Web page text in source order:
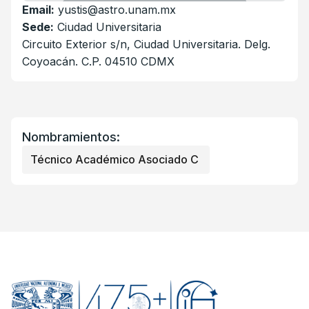
Email: yustis@astro.unam.mx
Sede: Ciudad Universitaria
Circuito Exterior s/n, Ciudad Universitaria. Delg.
Coyoacán. C.P. 04510 CDMX
Nombramientos:
Técnico Académico Asociado C